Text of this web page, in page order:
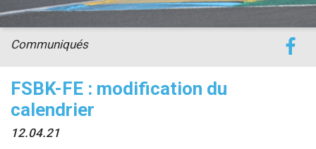
FSBK-FE : modification du
calendrier
12.04.21
Communiqués